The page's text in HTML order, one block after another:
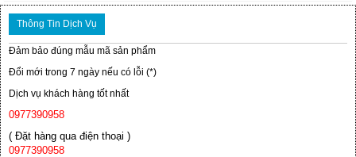
Thông Tin Dịch Vụ
Đảm bảo đúng mẫu mã sản phẩm
Đổi mới trong 7 ngày nếu có lỗi (*)
Dịch vụ khách hàng tốt nhất
0977390958
( Đặt hàng qua điện thoại )
0977390958